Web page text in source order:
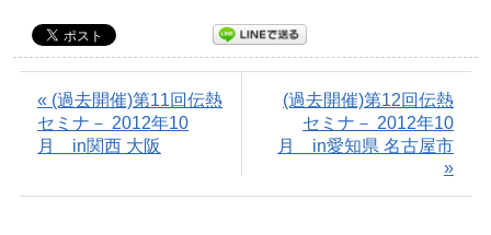
« (過去開催)第11回伝熱
セミナ－ 2012年10
月 in関西 大阪
(過去開催)第12回伝熱
セミナ－ 2012年10
月 in愛知県 名古屋市
»